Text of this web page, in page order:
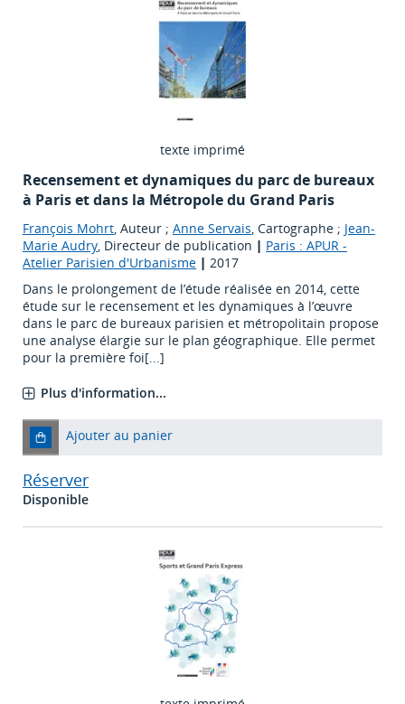
texte imprimé
Recensement et dynamiques du parc de bureaux
à Paris et dans la Métropole du Grand Paris
François Mohrt, Auteur ; Anne Servais, Cartographe ; Jean-
Marie Audry, Directeur de publication | Paris : APUR -
Atelier Parisien d'Urbanisme | 2017
Dans le prolongement de l’étude réalisée en 2014, cette
étude sur le recensement et les dynamiques à l’œuvre
dans le parc de bureaux parisien et métropolitain propose
une analyse élargie sur le plan géographique. Elle permet
pour la première foi[...]
Plus d'information...
Ajouter au panier
Réserver
Disponible